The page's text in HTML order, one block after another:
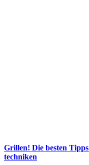
Grillen! Die besten
techniken